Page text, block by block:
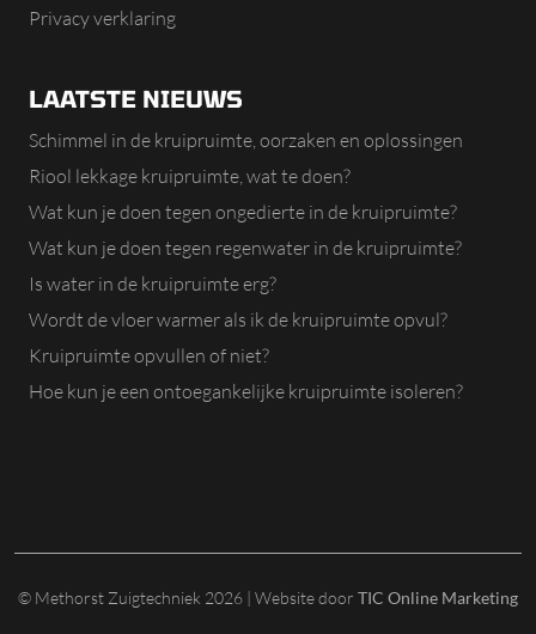
Privacy verklaring
LAATSTE NIEUWS
Schimmel in de kruipruimte, oorzaken en oplossingen
Riool lekkage kruipruimte, wat te doen?
Wat kun je doen tegen ongedierte in de kruipruimte?
Wat kun je doen tegen regenwater in de kruipruimte?
Is water in de kruipruimte erg?
Wordt de vloer warmer als ik de kruipruimte opvul?
Kruipruimte opvullen of niet?
Hoe kun je een ontoegankelijke kruipruimte isoleren?
© Methorst Zuigtechniek 2026 | Website door TIC Online Marketing